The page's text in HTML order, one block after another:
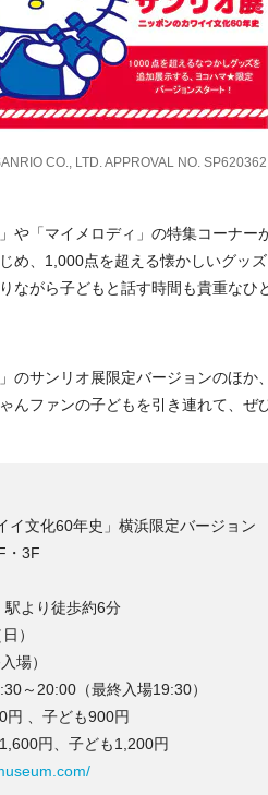
CO., LTD. APPROVAL NO. SP620362
や「マイメロディ」の特集コーナー
め、1,000点を超える懐かしいグッ
ながら子どもと話す時間も貴重なひ
のサンリオ展限定バージョンのほか
んファンの子どもを引き連れて、ぜ
イ文化60年史」横浜限定バージョン
・3F
駅より徒歩約6分
）
場）
～20:00（最終入場19:30）
円 、子ども900円
円、子ども1,200円